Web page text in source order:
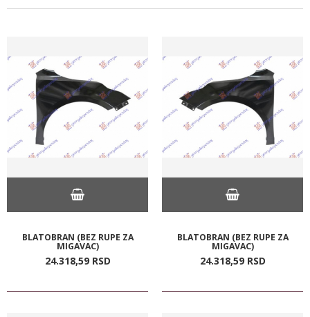
BLATOBRAN (BEZ RUPE ZA
MIGAVAC)
24.318,59 RSD
BLATOBRAN (BEZ RUPE ZA
MIGAVAC)
24.318,59 RSD